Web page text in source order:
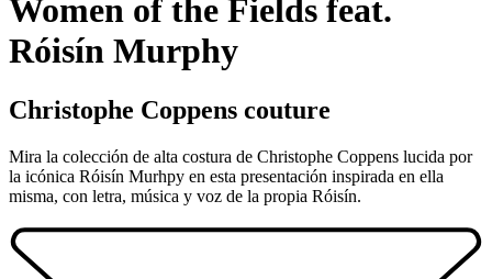
Women of the Fields feat.
Róisín Murphy
Christophe Coppens couture
Mira la colección de alta costura de Christophe Coppens lucida por
la icónica Róisín Murhpy en esta presentación inspirada en ella
misma, con letra, música y voz de la propia Róisín.